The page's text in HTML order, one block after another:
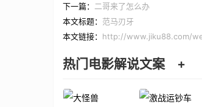
下一篇：
二哥来了怎么办
本文标题： 范马刃牙
本文链接： http://www.jiku88.com/
热门电影解说文案 +